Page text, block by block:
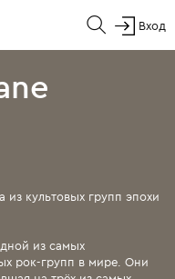
Вход
культовых групп эпохи
из самых
рок-групп в мире. Они